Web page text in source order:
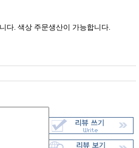
다. 색상 주문생산이 가능합니다.